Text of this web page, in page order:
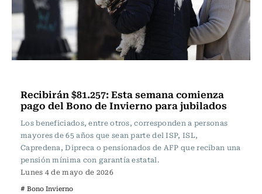
Recibirán $81.257: Esta semana comienza
pago del Bono de Invierno para jubilados
Los beneficiados, entre otros, corresponden a personas
mayores de 65 años que sean parte del ISP, ISL,
Capredena, Dipreca o pensionados de AFP que reciban una
pensión mínima con garantía estatal.
Lunes 4 de mayo de 2026
# Bono Invierno